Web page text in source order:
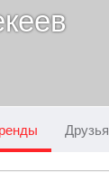
Друзья